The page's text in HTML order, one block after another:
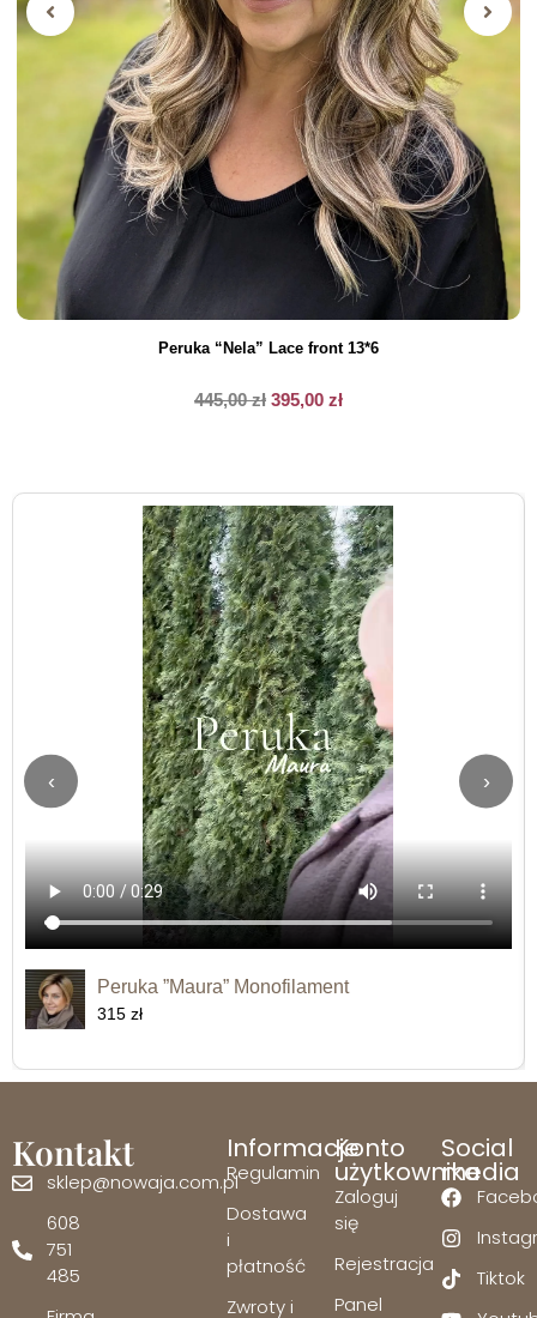
Peruka “Nela” Lace front 13*6
445,00zł 395,00 zł
‹ ›
Peruka ”Maura” Monofilament
315 zł
Kontakt
sklep@nowaja.com.pl
608
751
485
Informacje
Regulamin
Dostawa
i
płatność
Zwroty i
Konto
użytkownika
Zaloguj
się
Rejestracja
Panel
Social
media
Tiktok